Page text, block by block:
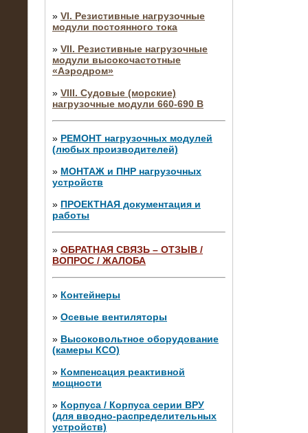
» VI. Резистивные нагрузочные
модули постоянного тока
» VII. Резистивные нагрузочные
модули высокочастотные
«Аэродром»
» VIII. Судовые (морские)
нагрузочные модули 660-690 В
» РЕМОНТ нагрузочных модулей
(любых производителей)
» МОНТАЖ и ПНР нагрузочных
устройств
» ПРОЕКТНАЯ документация и
работы
» ОБРАТНАЯ СВЯЗЬ – ОТЗЫВ /
ВОПРОС / ЖАЛОБА
» Контейнеры
» Осевые вентиляторы
» Высоковольтное оборудование
(камеры КСО)
» Компенсация реактивной
мощности
» Корпуса / Корпуса серии ВРУ
(для вводно-распределительных
устройств)
10.04.2015
Аренда нагрузочного модуля 4 МВт,
10 кВ